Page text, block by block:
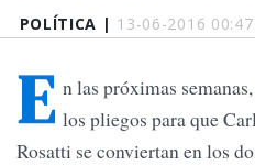
POLÍTICA | 13-06-2016 00:47
E n las próximas
los pliegos para que
Rosatti se conviertan en los